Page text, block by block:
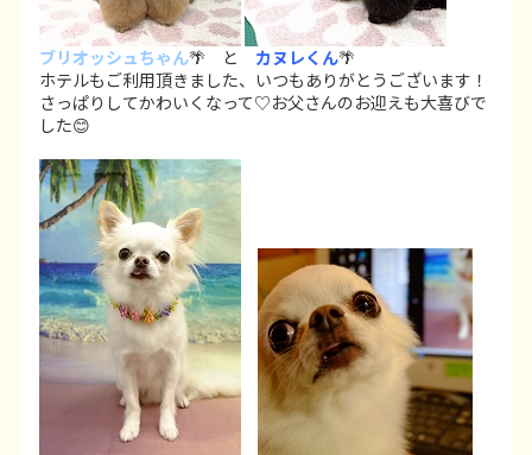
ブリオッシュちゃん🌴 と カヌレくん🌴
ホテルもご利用頂きました、いつもありがとうございます！
さっぱりしてかわいくなって♡お父さんのお迎えも大喜びで
した😊